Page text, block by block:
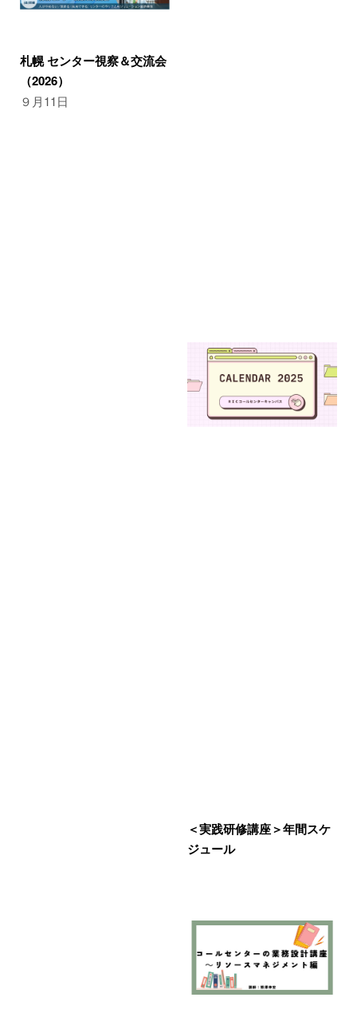
札幌 センター視察＆交流会
（2026）
９月11日
＜実践研修講座＞年間スケ
ジュール